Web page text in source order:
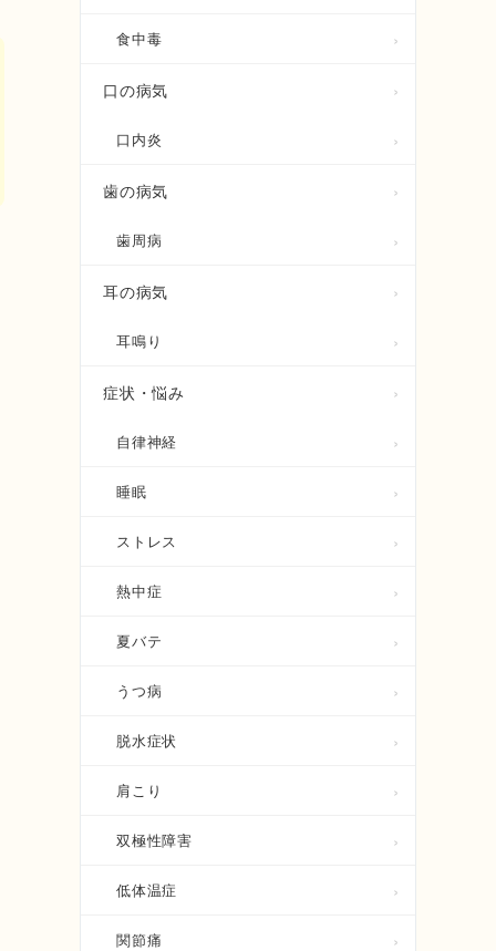
食中毒
口の病気
口内炎
歯の病気
歯周病
耳の病気
耳鳴り
症状・悩み
自律神経
睡眠
ストレス
熱中症
夏バテ
うつ病
脱水症状
肩こり
双極性障害
低体温症
関節痛